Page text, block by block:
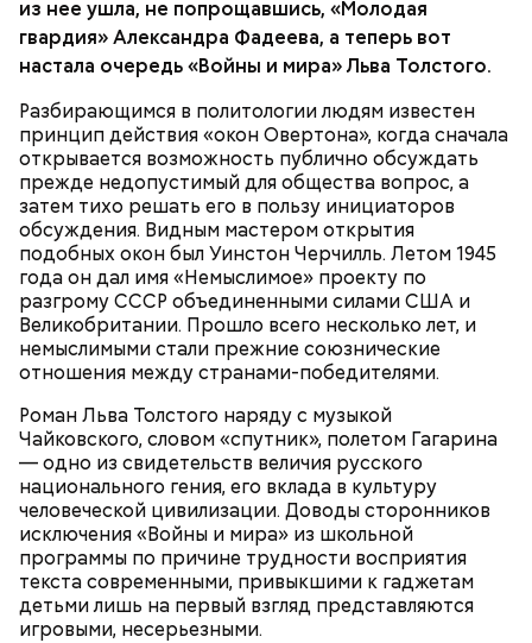
из нее ушла, не попрощавшись, «Молодая
гвардия» Александра Фадеева, а теперь вот
настала очередь «Войны и мира» Льва Толстого.
Разбирающимся в политологии людям известен
принцип действия «окон Овертона», когда сначала
открывается возможность публично обсуждать
прежде недопустимый для общества вопрос, а
затем тихо решать его в пользу инициаторов
обсуждения. Видным мастером открытия
подобных окон был Уинстон Черчилль. Летом 1945
года он дал имя «Немыслимое» проекту по
разгрому СССР объединенными силами США и
Великобритании. Прошло всего несколько лет, и
немыслимыми стали прежние союзнические
отношения между странами-победителями.
Роман Льва Толстого наряду с музыкой
Чайковского, словом «спутник», полетом Гагарина
— одно из свидетельств величия русского
национального гения, его вклада в культуру
человеческой цивилизации. Доводы сторонников
исключения «Войны и мира» из школьной
программы по причине трудности восприятия
текста современными, привыкшими к гаджетам
детьми лишь на первый взгляд представляются
игровыми, несерьезными.
Святитель Николай дожил до глубокой старости и
скончался в середине IV века. По церковному
преданию, мощи святого сохранились нетленными
и источали чудесное миро, от которого исцелилось
множество людей. В 1087 году мощи Николая
Угодника были перенесены в итальянский город
Бар (Бари), где находятся и поныне.
На Руси святителя Николая издавна считали
покровителем моряков, купцов и детей. Ему
добром урожае. Была поговорка: «Кто Николая
любит, кто Николаю служит, тому святой Николай
во всякий час помогает».
Кабачки в овощном соусе
500 г помидоров;
150 г шпината;
зелень петрушки, укропа;
1/2 стакана растительного масла;
100 г муки;
уксус по вкусу;
30 г сахара.